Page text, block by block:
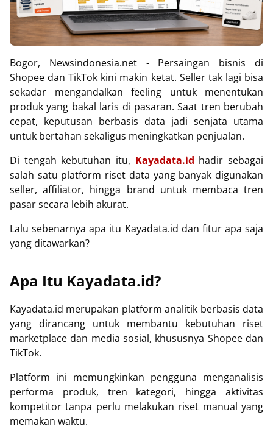
Bogor, Newsindonesia.net - Persaingan bisnis di
Shopee dan TikTok kini makin ketat. Seller tak lagi bisa
sekadar mengandalkan feeling untuk menentukan
produk yang bakal laris di pasaran. Saat tren berubah
cepat, keputusan berbasis data jadi senjata utama
untuk bertahan sekaligus meningkatkan penjualan.
Di tengah kebutuhan itu, Kayadata.id hadir sebagai
salah satu platform riset data yang banyak digunakan
seller, affiliator, hingga brand untuk membaca tren
pasar secara lebih akurat.
Lalu sebenarnya apa itu Kayadata.id dan fitur apa saja
yang ditawarkan?
Apa Itu Kayadata.id?
Kayadata.id merupakan platform analitik berbasis data
yang dirancang untuk membantu kebutuhan riset
marketplace dan media sosial, khususnya Shopee dan
TikTok.
Platform ini memungkinkan pengguna menganalisis
performa produk, tren kategori, hingga aktivitas
kompetitor tanpa perlu melakukan riset manual yang
memakan waktu.